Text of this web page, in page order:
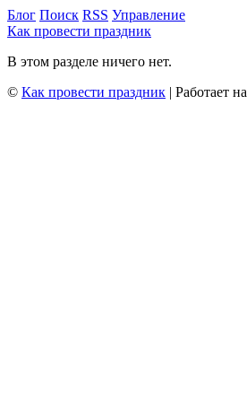
Блог Поиск RSS Управление
Как провести праздник
В этом разделе ничего нет.
© Как провести праздник | Работает на